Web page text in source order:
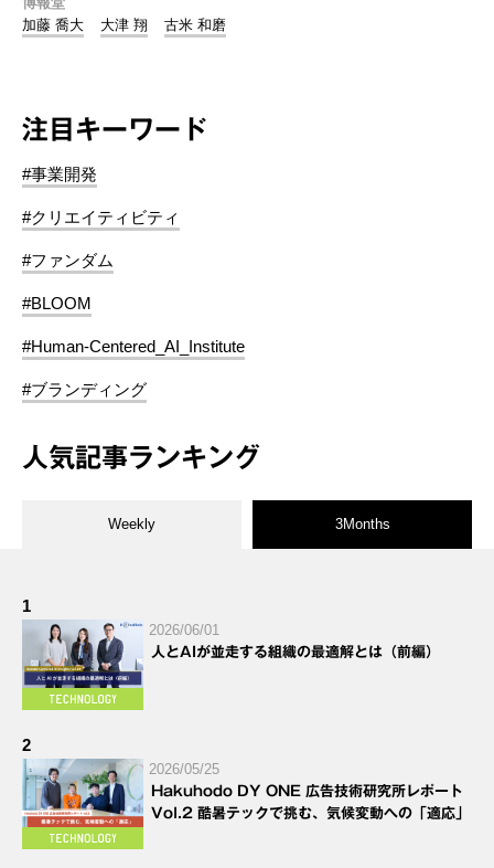
加藤 喬大
大津 翔 古米 和磨
注目キーワード
#事業開発
#クリエイティビティ
#ファンダム
#BLOOM
#Human-Centered_AI_Institute
#ブランディング
人気記事ランキング
Weekly 3Months
1
2026/06/01
人とAIが並走する組織の最適解とは（前編）
2
2026/05/25
Hakuhodo DY ONE 広告技術研究所レポート
Vol.2 酷暑テックで挑む、気候変動への「適応」